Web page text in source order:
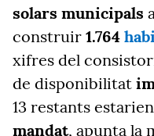
solars municipals
construir 1.764
xifres del
de disponibilitat
13 restants
mandat, apunta la